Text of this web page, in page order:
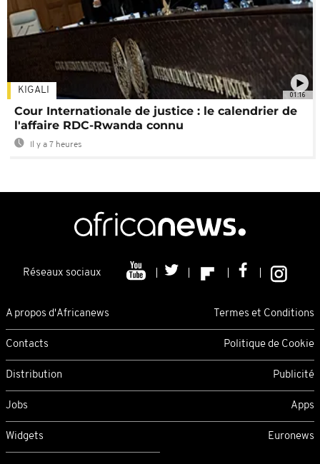
01:16
KIGALI
Cour Internationale de justice : le calendrier de
l'affaire RDC-Rwanda connu
Il y a 7 heures
Réseaux sociaux
A propos d'Africanews Termes et Conditions
Contacts Politique de Cookie
Distribution Publicité
Jobs Apps
Widgets Euronews